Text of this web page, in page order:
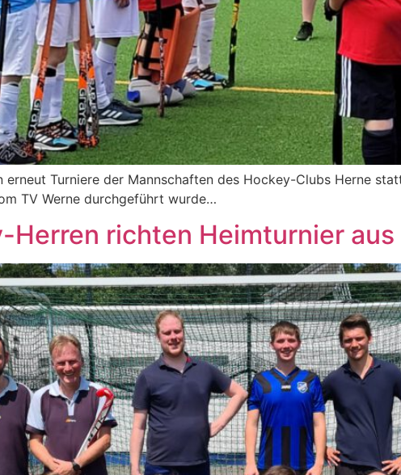
erneut Turniere der Mannschaften des Hockey-Clubs Herne
TV Werne durchgeführt wurde…
Herren richten Heimturnier aus